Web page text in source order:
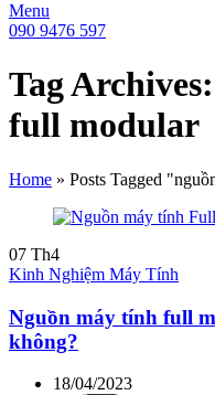
Menu
090 9476 597
Tag
full modular
Home » Posts Tagged
07 Th4
Kinh Nghiệm Máy Tính
Nguồn máy tính full
không?
18/04/2023